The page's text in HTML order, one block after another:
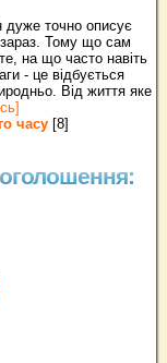
дуже точно описує
зараз. Тому що сам
на що часто навіть
- це відбується
Від життя яке
часу [8]